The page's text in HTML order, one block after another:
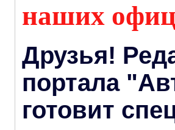
наших
Друзья!
портала
готовит